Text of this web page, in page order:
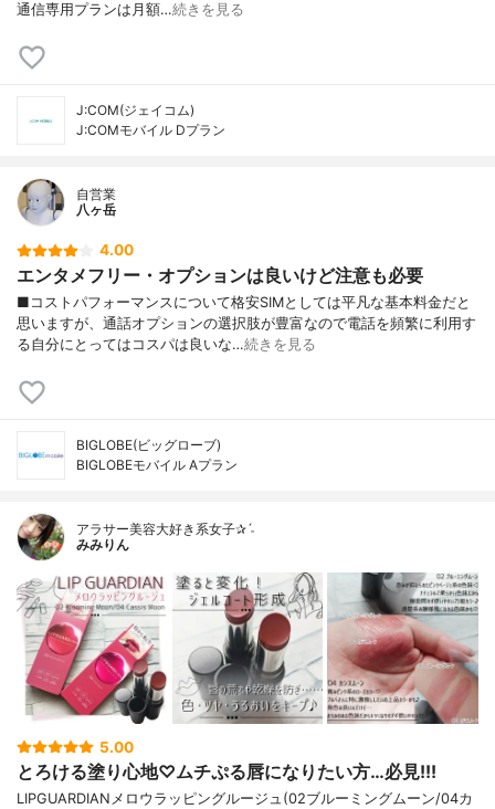
通信専用プランは月額…続きを見る
J:COM(ジェイコム)
J:COMモバイル Dプラン
自営業
八ヶ岳
4.00
エンタメフリー・オプションは良いけど注意も必要
■コストパフォーマンスについて格安SIMとしては平凡な基本料金だと
思いますが、通話オプションの選択肢が豊富なので電話を頻繁に利用す
る自分にとってはコスパは良いな…続きを見る
BIGLOBE(ビッグローブ)
BIGLOBEモバイル Aプラン
アラサー美容大好き系女子✰ˊ˗
みみりん
5.00
とろける塗り心地♡ムチぷる唇になりたい方…必見!!!
LIPGUARDIANメロウラッピングルージュ(02ブルーミングムーン/04カ